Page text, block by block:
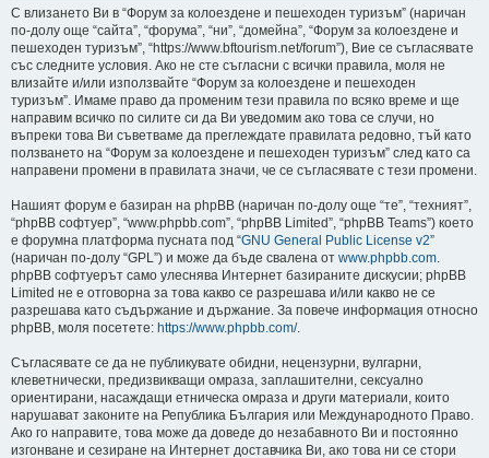
С влизането Ви в “Форум за колоездене и пешеходен туризъм” (наричан
по-долу още “сайта”, “форума”, “ни”, “домейна”, “Форум за колоездене и
пешеходен туризъм”, “https://www.bftourism.net/forum”), Вие се съгласявате
със следните условия. Ако не сте съгласни с всички правила, моля не
влизайте и/или използвайте “Форум за колоездене и пешеходен
туризъм”. Имаме право да променим тези правила по всяко време и ще
направим всичко по силите си да Ви уведомим ако това се случи, но
въпреки това Ви съветваме да преглеждате правилата редовно, тъй като
ползването на “Форум за колоездене и пешеходен туризъм” след като са
направени промени в правилата значи, че се съгласявате с тези промени.
Нашият форум е базиран на phpBB (наричан по-долу още “те”, “техният”,
“phpBB софтуер”, “www.phpbb.com”, “phpBB Limited”, “phpBB Teams”) което
е форумна платформа пусната под “GNU General Public License v2”
(наричан по-долу “GPL”) и може да бъде свалена от www.phpbb.com.
phpBB софтуерът само улеснява Интернет базираните дискусии; phpBB
Limited не е отговорна за това какво се разрешава и/или какво не се
разрешава като съдържание и държание. За повече информация относно
phpBB, моля посетете: https://www.phpbb.com/.
Съгласявате се да не публикувате обидни, нецензурни, вулгарни,
клеветнически, предизвикващи омраза, заплашителни, сексуално
ориентирани, насаждащи етническа омраза и други материали, които
нарушават законите на Република България или Международното Право.
Ако го направите, това може да доведе до незабавното Ви и постоянно
изгонване и сезиране на Интернет доставчика Ви, ако това ни се стори